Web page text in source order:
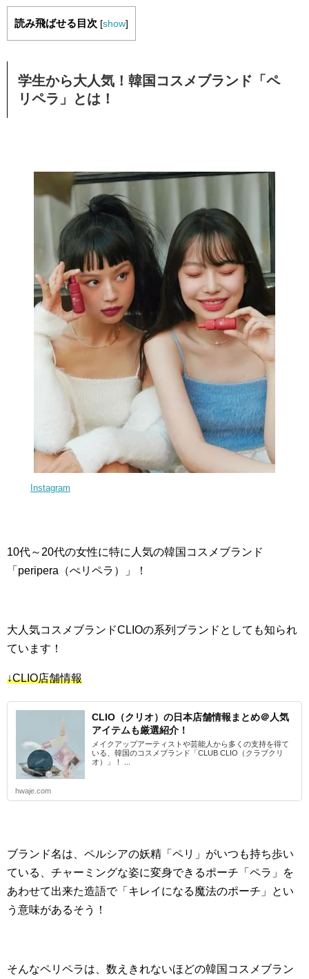
読み飛ばせる目次 [show]
学生から大人気！韓国コスメブランド「ペ
リペラ」とは！
Instagram
10代～20代の女性に特に人気の韓国コスメブランド
「peripera（ぺリペラ）」！
大人気コスメブランドCLIOの系列ブランドとしても知られ
ています！
↓CLIO店舗情報
CLIO（クリオ）の日本店舗情報まとめ＠人気
アイテムも厳選紹介！
メイクアップアーティストや芸能人から多くの支持を得て
いる、韓国のコスメブランド「CLUB CLIO（クラブクリ
オ）」！ ...
hwaje.com
ブランド名は、ペルシアの妖精「ペリ」がいつも持ち歩い
ている、チャーミングな姿に変身できるポーチ「ペラ」を
あわせて出来た造語で「キレイになる魔法のポーチ」とい
う意味があるそう！
そんなペリペラは、数えきれないほどの韓国コスメブラン